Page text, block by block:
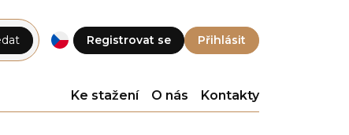
Registrovat se Přihlásit
Ke stažení O nás Kontakty